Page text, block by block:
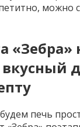
можно
«Зебра»
печь